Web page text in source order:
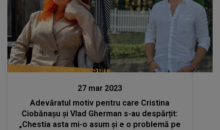
Stiri
27 mar 2023
Adevăratul motiv pentru care Cristina
Ciobănașu și Vlad Gherman s-au despărțit:
„Chestia asta mi-o asum și e o problemă pe